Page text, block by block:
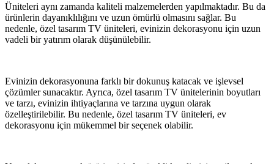
Üniteleri aynı zamanda kaliteli malzemelerden yapılmaktadır. Bu da
ürünlerin dayanıklılığını ve uzun ömürlü olmasını sağlar. Bu
nedenle, özel tasarım TV üniteleri, evinizin dekorasyonu için uzun
vadeli bir yatırım olarak düşünülebilir.
Evinizin dekorasyonuna farklı bir dokunuş katacak ve işlevsel
çözümler sunacaktır. Ayrıca, özel tasarım TV ünitelerinin boyutları
ve tarzı, evinizin ihtiyaçlarına ve tarzına uygun olarak
özelleştirilebilir. Bu nedenle, özel tasarım TV üniteleri, ev
dekorasyonu için mükemmel bir seçenek olabilir.